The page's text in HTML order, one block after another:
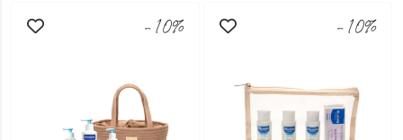
-10% -10%